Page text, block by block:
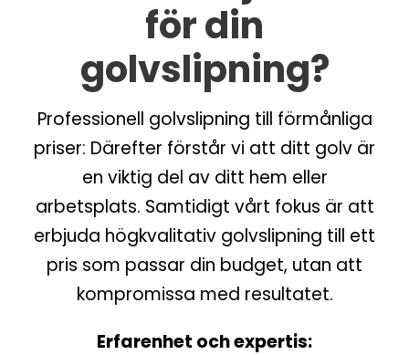
för din
golvslipning?
Professionell golvslipning till förmånliga
priser: Därefter förstår vi att ditt golv är
en viktig del av ditt hem eller
arbetsplats. Samtidigt vårt fokus är att
erbjuda högkvalitativ golvslipning till ett
pris som passar din budget, utan att
kompromissa med resultatet.
Erfarenhet och expertis: